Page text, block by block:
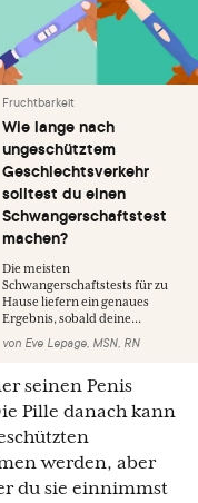
Fruchtbarkeit
Wie lange nach
ungeschütztem
Geschlechtsverkehr
solltest du einen
Schwangerschaftstest
machen?
Die meisten
Schwangerschaftstests für zu
Hause liefern ein genaues
Ergebnis, sobald deine...
von Eve Lepage, MSN, RN
seinen Penis
Pille danach kann
werden, aber
du sie einnimmst